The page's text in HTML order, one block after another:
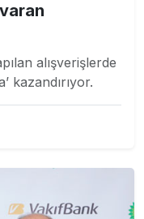
alışverişlerde
kazandırıyor.